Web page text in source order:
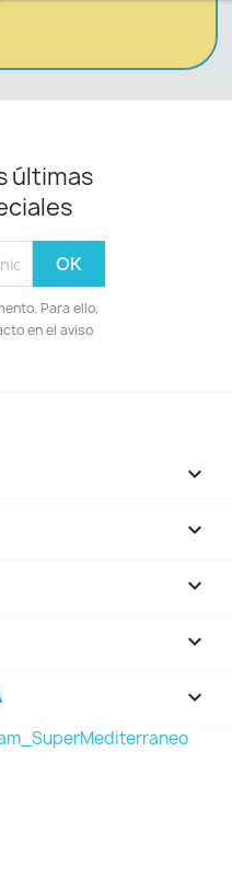
últimas
Para ello,
en el aviso




keyboard_arrow_down